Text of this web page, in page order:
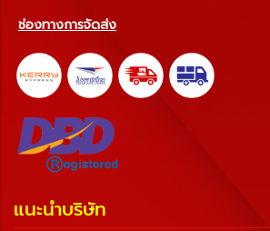
ช่องทางการจัดส่ง
แนะนำบริษัท